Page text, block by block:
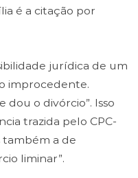
é a citação por
jurídica de um
improcedente.
dou o divórcio”. Isso
trazida pelo CPC-
também a de
liminar”.